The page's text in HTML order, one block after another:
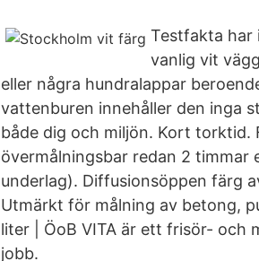
Testfakta har
vanlig vit
eller några hundralappar
vattenburen innehåller den inga
både dig och miljön. Kort
övermålningsbar redan 2
underlag). Diffusionsöppen färg
Utmärkt för målning av betong,
liter | ÖoB VITA är ett frisör- och
jobb.